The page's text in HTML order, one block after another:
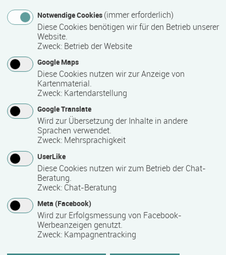
Geprüfte/r Betriebswirt/-in HwO (Master of Professional)
Voraussichtliche Dauer
800 Stunde(n)
Termin
Termine auf Anfrage
Bemerkungen zum Termin
Der nächste Fortbildungskurs "Geprüfte/r Betriebswirt/in
HwO" ist Ende 2027/ Anfang 2028 in Neubrandenburg
geplant.
Mindest­teilnehmer­anzahl
Notwendige Cookies (immer erforderlich)
Diese Cookies benötigen wir für den Betrieb unserer
Website.
Zweck: Betrieb der Website
Google Maps
Diese Cookies nutzen wir zur Anzeige von
Kartenmaterial.
Zweck: Kartendarstellung
Google Translate
Wird zur Übersetzung der Inhalte in andere
Sprachen verwendet.
Zweck: Mehrsprachigkeit
UserLike
Diese Cookies nutzen wir zum Betrieb der Chat-
Beratung.
Zweck: Chat-Beratung
Meta (Facebook)
Wird zur Erfolgsmessung von Facebook-
Werbeanzeigen genutzt.
Zweck: Kampagnentracking